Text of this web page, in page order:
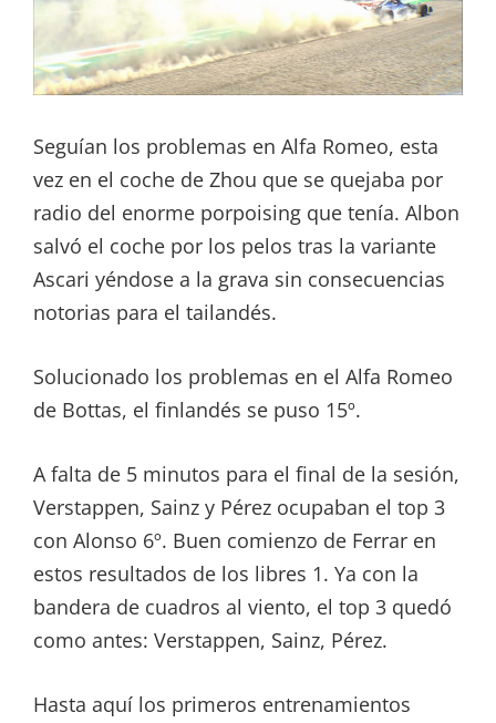
Seguían los problemas en Alfa Romeo, esta
vez en el coche de Zhou que se quejaba por
radio del enorme porpoising que tenía. Albon
salvó el coche por los pelos tras la variante
Ascari yéndose a la grava sin consecuencias
notorias para el tailandés.
Solucionado los problemas en el Alfa Romeo
de Bottas, el finlandés se puso 15º.
A falta de 5 minutos para el final de la sesión,
Verstappen, Sainz y Pérez ocupaban el top 3
con Alonso 6º. Buen comienzo de Ferrar en
estos resultados de los libres 1. Ya con la
bandera de cuadros al viento, el top 3 quedó
como antes: Verstappen, Sainz, Pérez.
Hasta aquí los primeros entrenamientos